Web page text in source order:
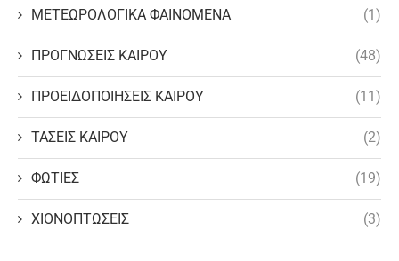
ΜΕΤΕΩΡΟΛΟΓΙΚΑ ΦΑΙΝΟΜΕΝΑ (1)
ΠΡΟΓΝΩΣΕΙΣ ΚΑΙΡΟΥ (48)
ΠΡΟΕΙΔΟΠΟΙΗΣΕΙΣ ΚΑΙΡΟΥ (11)
ΤΑΣΕΙΣ ΚΑΙΡΟΥ (2)
ΦΩΤΙΕΣ (19)
ΧΙΟΝΟΠΤΩΣΕΙΣ (3)